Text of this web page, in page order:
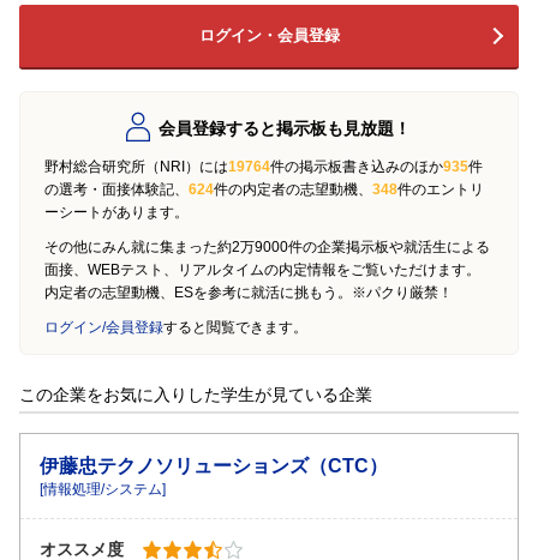
ログイン・会員登録
会員登録すると掲示板も見放題！
野村総合研究所（NRI）には19764件の掲示板書き込みのほか935件
の選考・面接体験記、 624件の内定者の志望動機、 348件のエントリ
ーシートがあります。
その他にみん就に集まった約2万9000件の企業掲示板や就活生による
面接、WEBテスト、リアルタイムの内定情報をご覧いただけます。
内定者の志望動機、ESを参考に就活に挑もう。※パクり厳禁！
ログイン/会員登録すると閲覧できます。
この企業をお気に入りした学生が見ている企業
伊藤忠テクノソリューションズ（CTC）
[情報処理/システム]
オススメ度